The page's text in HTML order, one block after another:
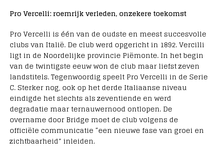
Pro Vercelli: roemrijk verleden, onzekere toekomst
Pro Vercelli is één van de oudste en meest succesvolle
clubs van Italië. De club werd opgericht in 1892. Vercilli
ligt in de Noordelijke provincie Piëmonte. In het begin
van de twintigste eeuw won de club maar liefst zeven
landstitels. Tegenwoordig speelt Pro Vercelli in de Serie
C. Sterker nog, ook op het derde Italiaanse niveau
eindigde het slechts als zeventiende en werd
degradatie maar ternauwernood ontlopen. De
overname door Bridge moet de club volgens de
officiële communicatie “een nieuwe fase van groei en
zichtbaarheid” inleiden.